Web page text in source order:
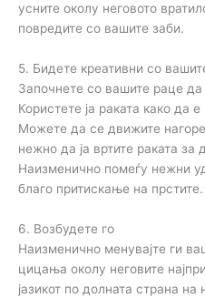
усните околу неговото
повредите со вашите заби.
5. Бидете креативни со
Започнете со вашите раце да
Користете ја раката како да
Можете да се движите
нежно да ја вртите раката за
Наизменично помеѓу нежни
благо притискање на прстите.
6. Возбудете го
Наизменично менувајте ги
цицања околу неговите
јазикот по долната страна на